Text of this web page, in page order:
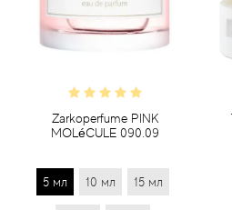
Zarkoperfume PINK
MOLéCULE 090.09
5 мл 10 мл 15 мл